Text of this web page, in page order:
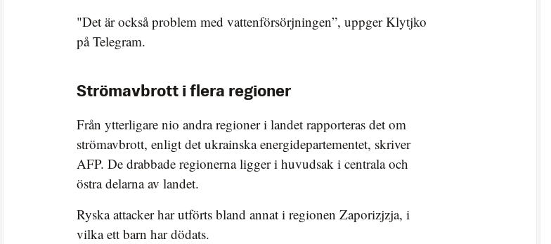
"Det är också problem med vattenförsörjningen”, uppger Klytjko
på Telegram.
Strömavbrott i flera regioner
Från ytterligare nio andra regioner i landet rapporteras det om
strömavbrott, enligt det ukrainska energidepartementet, skriver
AFP. De drabbade regionerna ligger i huvudsak i centrala och
östra delarna av landet.
Ryska attacker har utförts bland annat i regionen Zaporizjzja, i
vilka ett barn har dödats.